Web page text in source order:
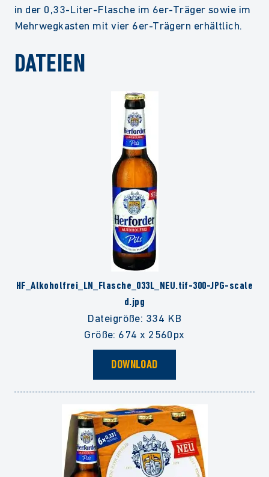
in der 0,33-Liter-Flasche im 6er-Träger sowie im
Mehrwegkasten mit vier 6er-Trägern erhältlich.
DATEIEN
HF_Alkoholfrei_LN_Flasche_033L_NEU.tif-300-JPG-scale
d.jpg
Dateigröße: 334 KB
Größe: 674 x 2560px
DOWNLOAD